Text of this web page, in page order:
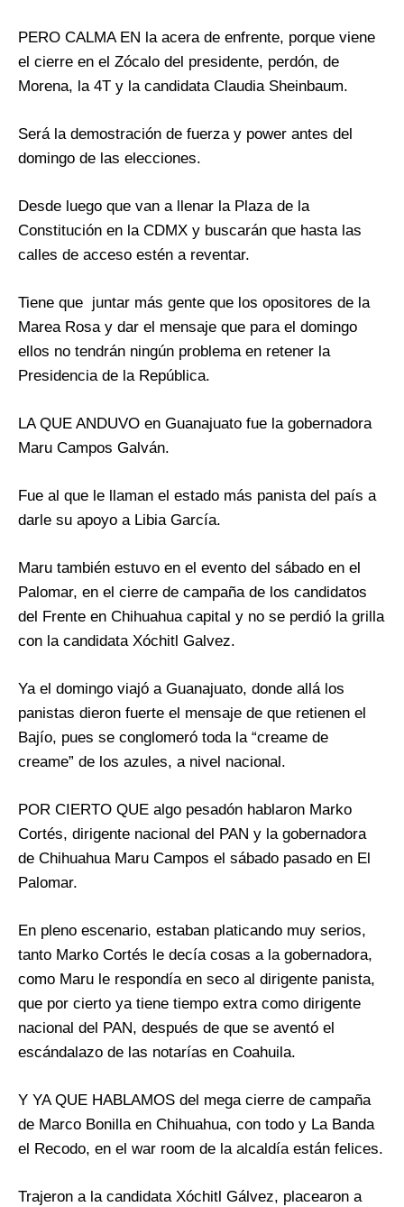
PERO CALMA EN la acera de enfrente, porque viene
el cierre en el Zócalo del presidente, perdón, de
Morena, la 4T y la candidata Claudia Sheinbaum.
Será la demostración de fuerza y power antes del
domingo de las elecciones.
Desde luego que van a llenar la Plaza de la
Constitución en la CDMX y buscarán que hasta las
calles de acceso estén a reventar.
Tiene que juntar más gente que los opositores de la
Marea Rosa y dar el mensaje que para el domingo
ellos no tendrán ningún problema en retener la
Presidencia de la República.
LA QUE ANDUVO en Guanajuato fue la gobernadora
Maru Campos Galván.
Fue al que le llaman el estado más panista del país a
darle su apoyo a Libia García.
Maru también estuvo en el evento del sábado en el
Palomar, en el cierre de campaña de los candidatos
del Frente en Chihuahua capital y no se perdió la grilla
con la candidata Xóchitl Galvez.
Ya el domingo viajó a Guanajuato, donde allá los
panistas dieron fuerte el mensaje de que retienen el
Bajío, pues se conglomeró toda la “creame de
creame” de los azules, a nivel nacional.
POR CIERTO QUE algo pesadón hablaron Marko
Cortés, dirigente nacional del PAN y la gobernadora
de Chihuahua Maru Campos el sábado pasado en El
Palomar.
En pleno escenario, estaban platicando muy serios,
tanto Marko Cortés le decía cosas a la gobernadora,
como Maru le respondía en seco al dirigente panista,
que por cierto ya tiene tiempo extra como dirigente
nacional del PAN, después de que se aventó el
escándalazo de las notarías en Coahuila.
Y YA QUE HABLAMOS del mega cierre de campaña
de Marco Bonilla en Chihuahua, con todo y La Banda
el Recodo, en el war room de la alcaldía están felices.
Trajeron a la candidata Xóchitl Gálvez, placearon a